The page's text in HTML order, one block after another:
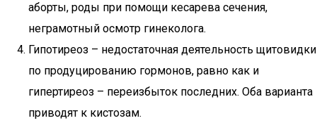
аборты, роды при помощи кесарева сечения,
неграмотный осмотр гинеколога.
Гипотиреоз – недостаточная деятельность щитовидки
по продуцированию гормонов, равно как и
гипертиреоз – переизбыток последних. Оба варианта
приводят к кистозам.